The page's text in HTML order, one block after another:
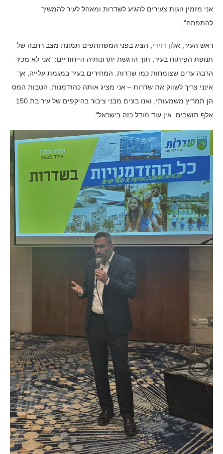
אני מזמין זוגות צעירים להגיע לשדרות ומאחל לעיר להמשיך
להתפתח".
ראש העיר, אלון דוידי, הציג בפני המשתתפים תמונת מצב רחבה של
תנופת הפיתוח בעיר, תוך הדגשת יתרונותיה הייחודיים: "אני לא מכיר
הרבה ערים שצומחות כמו שדרות. המחירים בעיר במגמת עלייה, אך
אינני צריך לשווק את שדרות – אני מציג אותה כהזדמנות. הטבות המס
הן תמריץ משמעותי, ואנו בונים מבני ציבור בהיקפים של עיר בת 150
אלף תושבים. אין עוד מודל כזה בישראל".